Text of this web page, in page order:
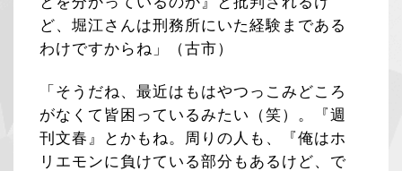
ど、堀江さんは刑務所にいた経験まである
わけですからね」（古市）
「そうだね、最近はもはやつっこみどころ
がなくて皆困っているみたい（笑）。『週
刊文春』とかもね。周りの人も、『俺はホ
リエモンに負けている部分もあるけど、で